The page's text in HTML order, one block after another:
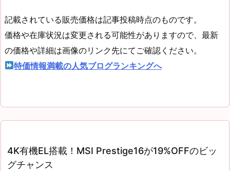
記載されている販売価格は記事投稿時点のものです。
価格や在庫状況は変更される可能性がありますので、最新
の価格や詳細は画像のリンク先にてご確認ください。
特価情報満載の人気ブログランキングへ
4K有機EL搭載！MSI Prestige16が19%OFFのビッ
グチャンス